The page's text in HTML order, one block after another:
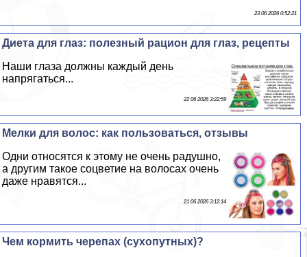
23 06 2026 0:52:21
Диета для глаз: полезный рацион для глаз, рецепты
Наши глаза должны каждый день
напрягаться...
22 06 2026 3:22:59
Мелки для волос: как пользоваться, отзывы
Одни относятся к этому не очень радушно,
а другим такое соцветие на волосах очень
даже нравятся...
21 06 2026 3:12:14
Чем кормить черепах (сухопутных)?